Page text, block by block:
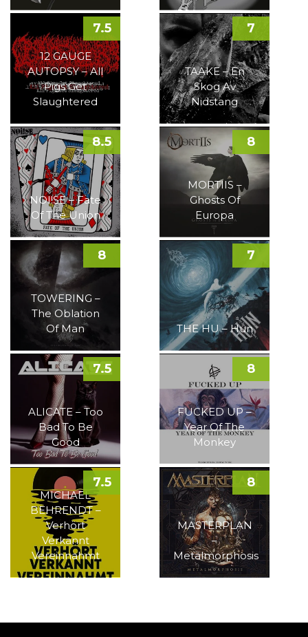
12 GAUGE
AUTOPSY – All
Pigs Get
Slaughtered
7.5
TAAKE – En
Skog Av
Nidstang
7
NOI!SE – Fate
Of The Union
8.5
MORTIIS –
Ghosts Of
Europa
8
TOWERING –
The Oblation
Of Man
8
THE HU – Hun
7
ALICATE – Too
Bad To Be
Good
7.5
FUCKED UP –
Year Of The
Monkey
8
MICHAEL
BEHRENDT –
Verhört
Verkannt
Vereinnahmt
7.5
MASTERPLAN
–
Metalmorphosis
8